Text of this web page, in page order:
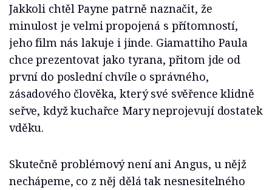
Jakkoli chtěl Payne patrně naznačit, že
minulost je velmi propojená s přítomností,
jeho film nás lakuje i jinde. Giamattiho Paula
chce prezentovat jako tyrana, přitom jde od
první do poslední chvíle o správného,
zásadového člověka, který své svěřence klidně
seřve, když kuchařce Mary neprojevují dostatek
vděku.
Skutečně problémový není ani Angus, u nějž
nechápeme, co z něj dělá tak nesnesitelného